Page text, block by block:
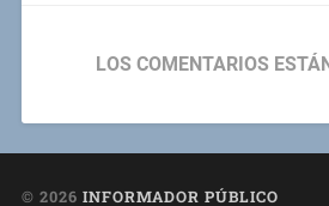
LOS COMENTARIOS
© 2026 INFORMADOR PÚBLICO